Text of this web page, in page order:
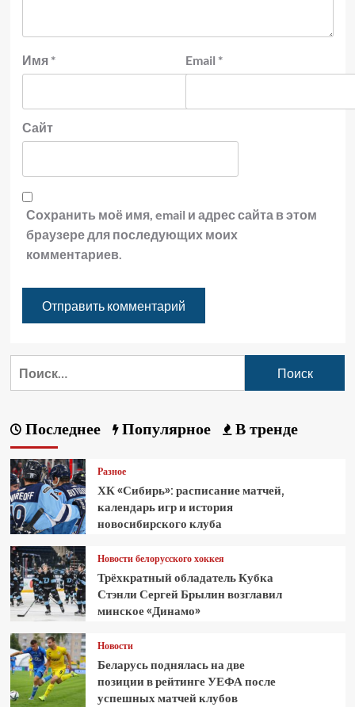
Имя * Email *
Сайт
Сохранить моё имя, email и адрес сайта в этом
браузере для последующих моих
комментариев.
Последнее Популярное В тренде
Разное
ХК «Сибирь»: расписание матчей,
календарь игр и история
новосибирского клуба
Новости белорусского хоккея
Трёхкратный обладатель Кубка
Стэнли Сергей Брылин возглавил
минское «Динамо»
Новости
Беларусь поднялась на две
позиции в рейтинге УЕФА после
успешных матчей клубов